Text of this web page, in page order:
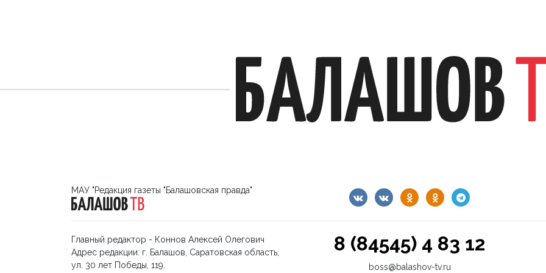
МАУ "Редакция газеты "Балашовская правда"
Главный редактор - Коннов Алексей Олегович
Адрес редакции: г. Балашов, Саратовская область,
ул. 30 лет Победы, 119.
8 (84545) 4 83 12
boss@balashov-tv.ru